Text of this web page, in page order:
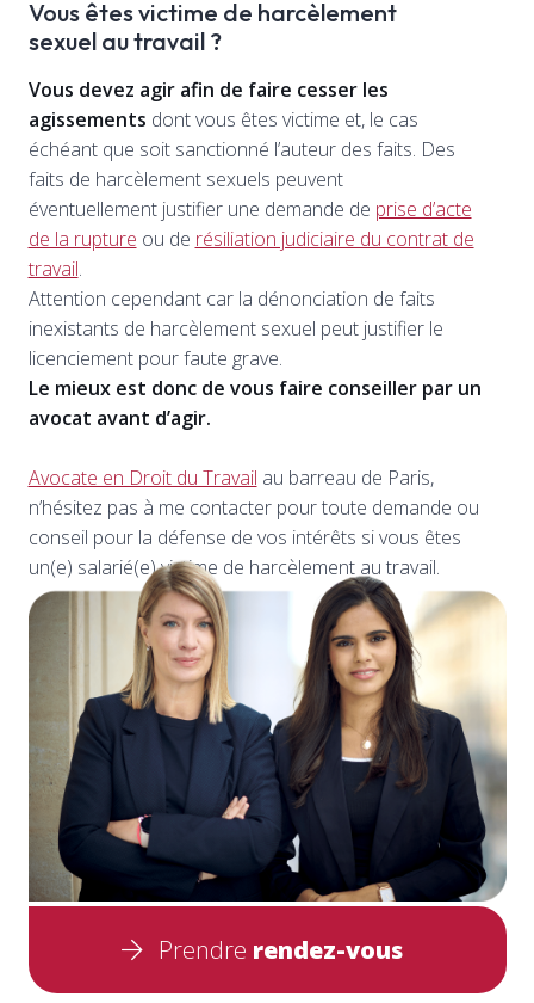
Vous êtes victime de harcèlement
sexuel au travail ?
Vous devez agir afin de faire cesser les
agissements dont vous êtes victime et, le cas
échéant que soit sanctionné l’auteur des faits. Des
faits de harcèlement sexuels peuvent
éventuellement justifier une demande de prise d’acte
de la rupture ou de résiliation judiciaire du contrat de
travail.
Attention cependant car la dénonciation de faits
inexistants de harcèlement sexuel peut justifier le
licenciement pour faute grave.
Le mieux est donc de vous faire conseiller par un
avocat avant d’agir.
Avocate en Droit du Travail au barreau de Paris,
n’hésitez pas à me contacter pour toute demande ou
conseil pour la défense de vos intérêts si vous êtes
un(e) salarié(e) victime de harcèlement au travail.
Prendre rendez-vous